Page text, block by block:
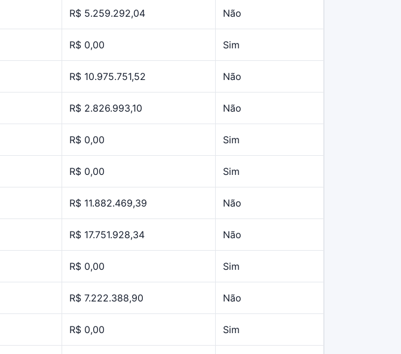
R$ 5.259.292,04 Não
R$ 0,00 Sim
R$ 10.975.751,52 Não
R$ 2.826.993,10 Não
R$ 0,00 Sim
R$ 0,00 Sim
R$ 11.882.469,39 Não
R$ 17.751.928,34 Não
R$ 0,00 Sim
R$ 7.222.388,90 Não
R$ 0,00 Sim